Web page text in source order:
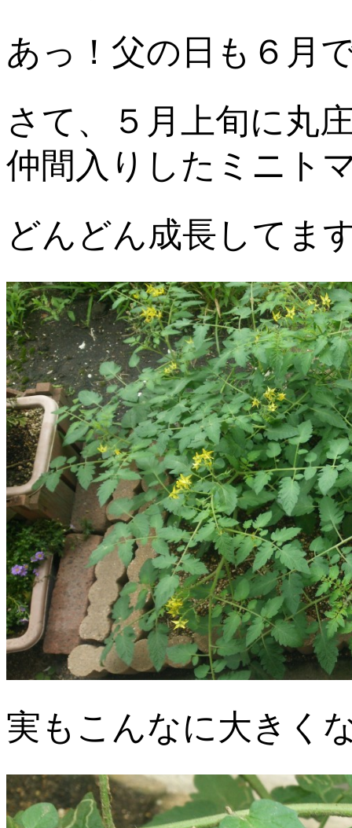
あっ！父の日も６月
さて、５月上旬に丸
仲間入りしたミニト
どんどん成長してま
実もこんなに大きく